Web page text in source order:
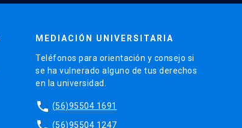
MEDIACIÓN UNIVERSITARIA
Teléfonos para orientación y consejo si
se ha vulnerado alguno de tus derechos
en la universidad.
phone (56)95504 1691
(56)95504 1247